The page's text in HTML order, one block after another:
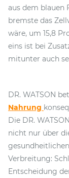
aus dem blauen
bremste das
wäre, um 15,8
eins ist bei
mitunter auch
DR. WATSON
Nahrung
Die DR.
nicht nur über
Verbreitung:
Entscheidung